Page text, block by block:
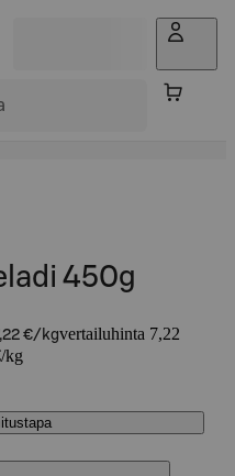
450g
€/kgvertailuhinta 7,22
kg